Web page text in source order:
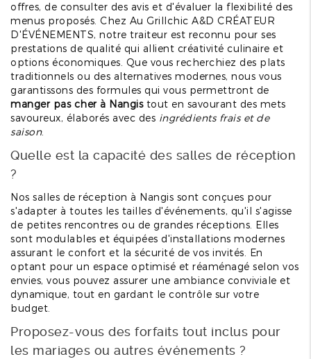
offres, de consulter des avis et d'évaluer la flexibilité des
menus proposés. Chez Au Grillchic A&D CRÉATEUR
D'ÉVÉNEMENTS, notre traiteur est reconnu pour ses
prestations de qualité qui allient créativité culinaire et
options économiques. Que vous recherchiez des plats
traditionnels ou des alternatives modernes, nous vous
garantissons des formules qui vous permettront de
manger pas cher à Nangistout en savourant des mets
savoureux, élaborés avec des ingrédients frais et de
saison.
Quelle est la capacité des salles de réception
?
Nos salles de réception à Nangis sont conçues pour
s'adapter à toutes les tailles d'événements, qu'il s'agisse
de petites rencontres ou de grandes réceptions. Elles
sont modulables et équipées d'installations modernes
assurant le confort et la sécurité de vos invités. En
optant pour un espace optimisé et réaménagé selon vos
envies, vous pouvez assurer une ambiance conviviale et
dynamique, tout en gardant le contrôle sur votre
budget.
Proposez-vous des forfaits tout inclus pour
les mariages ou autres événements ?